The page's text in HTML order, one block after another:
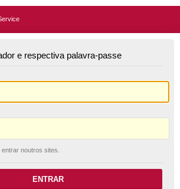
e respectiva palavra-passe
noutros sites.